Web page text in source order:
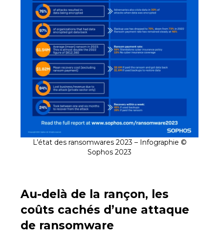
L’état des ransomwares 2023 – Infographie ©
Sophos 2023
Au-delà de la rançon, les
coûts cachés d’une attaque
de ransomware